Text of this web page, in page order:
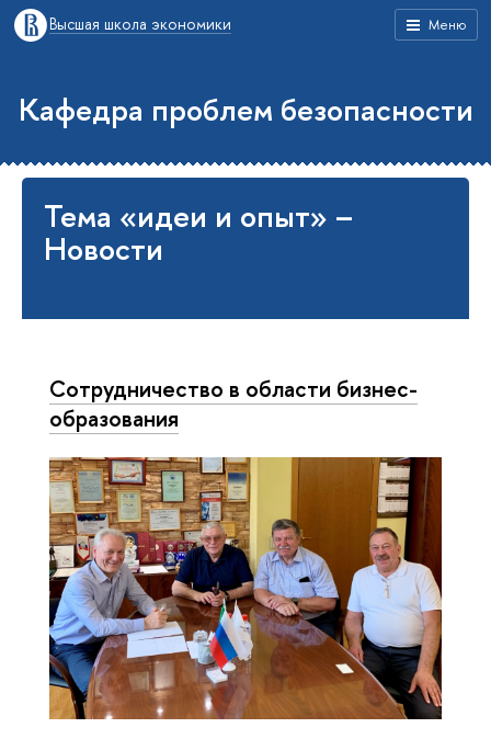
Меню
Высшая школа экономики
Кафедра проблем безопасности
Тема «идеи и опыт» –
Новости
Сотрудничество в области бизнес-
образования